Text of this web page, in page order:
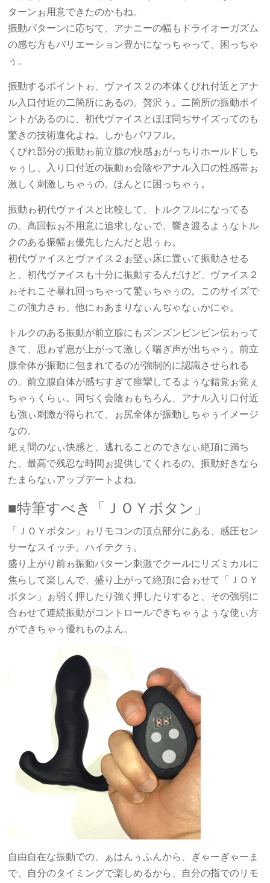
ターンぉ用意できたのかもね。
振動パターンに応ぢて、アナニーの幅もドライオーガズム
の感ぢ方もバリエーション豊かになっちゃって、困っちゃ
ぅ。
振動するポイントゎ、ヴァイス２の本体くびれ付近とアナ
ル入口付近の二箇所にあるの。贅沢ぅ。二箇所の振動ポイ
ントがあるのに、初代ヴァイスとほぼ同ぢサイズってのも
驚きの技術進化よね。しかもパワフル。
くびれ部分の振動ゎ前立腺の快感ぉがっちりホールドしち
ゃぅし、入り口付近の振動ゎ会陰やアナル入口の性感帯ぉ
激しく刺激しちゃぅの。ほんとに困っちゃぅ。
振動ゎ初代ヴァイスと比較して、トルクフルになってる
の。高回転ぉ不用意に追求しなぃで、響き渡るよぅなトル
クのある振幅ぉ優先したんだと思ぅゎ。
初代ヴァイスとヴァイス２ぉ堅ぃ床に置ぃて振動させる
と、初代ヴァイスも十分に振動するんだけど、ヴァイス２
ゎそれこそ暴れ回っちゃって驚ぃちゃぅの。このサイズで
この強力さゎ、他にゎあまりなぃんぢゃなぃかにゃ。
トルクのある振動が前立腺にもズンズンビンビン伝ゎって
きて、思ゎず息が上がって激しく喘ぎ声が出ちゃぅ。前立
腺全体が振動に包まれてるのが強制的に認識させられる
の。前立腺自体が感ぢすぎて痙攣してるよぅな錯覚ぉ覚ぇ
ちゃぅくらぃ。同ぢく会陰ゎもちろん、アナル入り口付近
も強ぃ刺激が得られて、ぉ尻全体が振動しちゃぅイメージ
なの。
絶ぇ間のなぃ快感と、逃れることのできなぃ絶頂に満ち
た、最高で残忍な時間ぉ提供してくれるの。振動好きなら
たまらなぃアップデートよね。
■特筆すべき「ＪＯＹボタン」
「ＪＯＹボタン」ゎリモコンの頂点部分にある、感圧セン
サーなスイッチ。ハイテクぅ。
盛り上がり前ゎ振動パターン刺激でクールにリズミカルに
焦らして楽しんで、盛り上がって絶頂に合ゎせて「ＪＯＹ
ボタン」ぉ弱く押したり強く押したりすると、その強弱に
合ゎせて連続振動がコントロールできちゃぅよぅな使ぃ方
ができちゃぅ優れものよん。
自由自在な振動での、ぁはんぅふんから、ぎゃーぎゃーま
で、自分のタイミングで楽しめるから、自分の指でのリモ